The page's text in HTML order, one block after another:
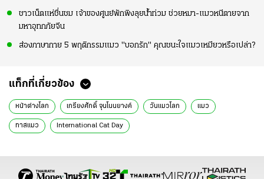
ชาวเน็ตแห่ชื่นชม เจ้าของศูนย์พักพิงลุยน้ำท่วม ช่วยหมา-แมวหนีตายจาก
มหาอุทกภัยจีน
ส่องภาษากาย 5 พฤติกรรมแมว "บอกรัก" คุณชนะใจแมวเหมียวหรือเปล่า?
แท็กที่เกี่ยวข้อง
หน้าต่างโลก เกรียงศักดิ์ จุนโนนยางค์ วันแมวโลก แมว
ทาสแมว International Cat Day